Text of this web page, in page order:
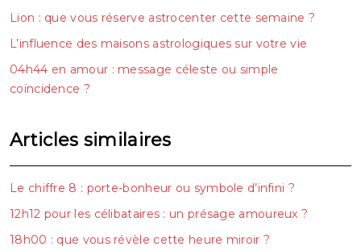
Lion : que vous réserve astrocenter cette semaine ?
L’influence des maisons astrologiques sur votre vie
04h44 en amour : message céleste ou simple
coïncidence ?
Articles similaires
Le chiffre 8 : porte-bonheur ou symbole d’infini ?
12h12 pour les célibataires : un présage amoureux ?
18h00 : que vous révèle cette heure miroir ?